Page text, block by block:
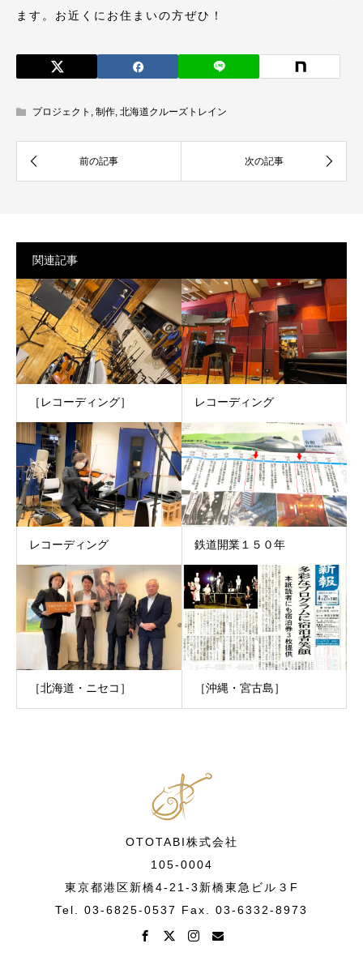
ます。お近くにお住まいの方ぜひ！
プロジェクト , 制作, 北海道クルーズトレイン
関連記事
［レコーディング］ レコーディング
レコーディング 鉄道開業１５０年
［北海道・ニセコ］ ［沖縄・宮古島］
OTOTABI株式会社
105-0004
東京都港区新橋4-21-3新橋東急ビル３F
Tel. 03-6825-0537 Fax. 03-6332-8973